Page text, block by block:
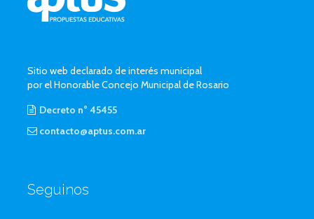
Sitio web declarado de interés municipal
por el Honorable Concejo Municipal de Rosario
Decreto n° 45455
contacto@aptus.com.ar
Seguinos